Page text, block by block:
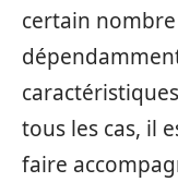
certain
tous les cas, il
faire